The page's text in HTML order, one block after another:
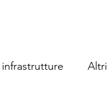
Altri